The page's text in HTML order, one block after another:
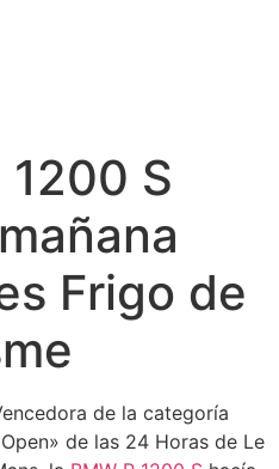
1200 S
Frigo de
de la categoría
de las 24 Horas de Le